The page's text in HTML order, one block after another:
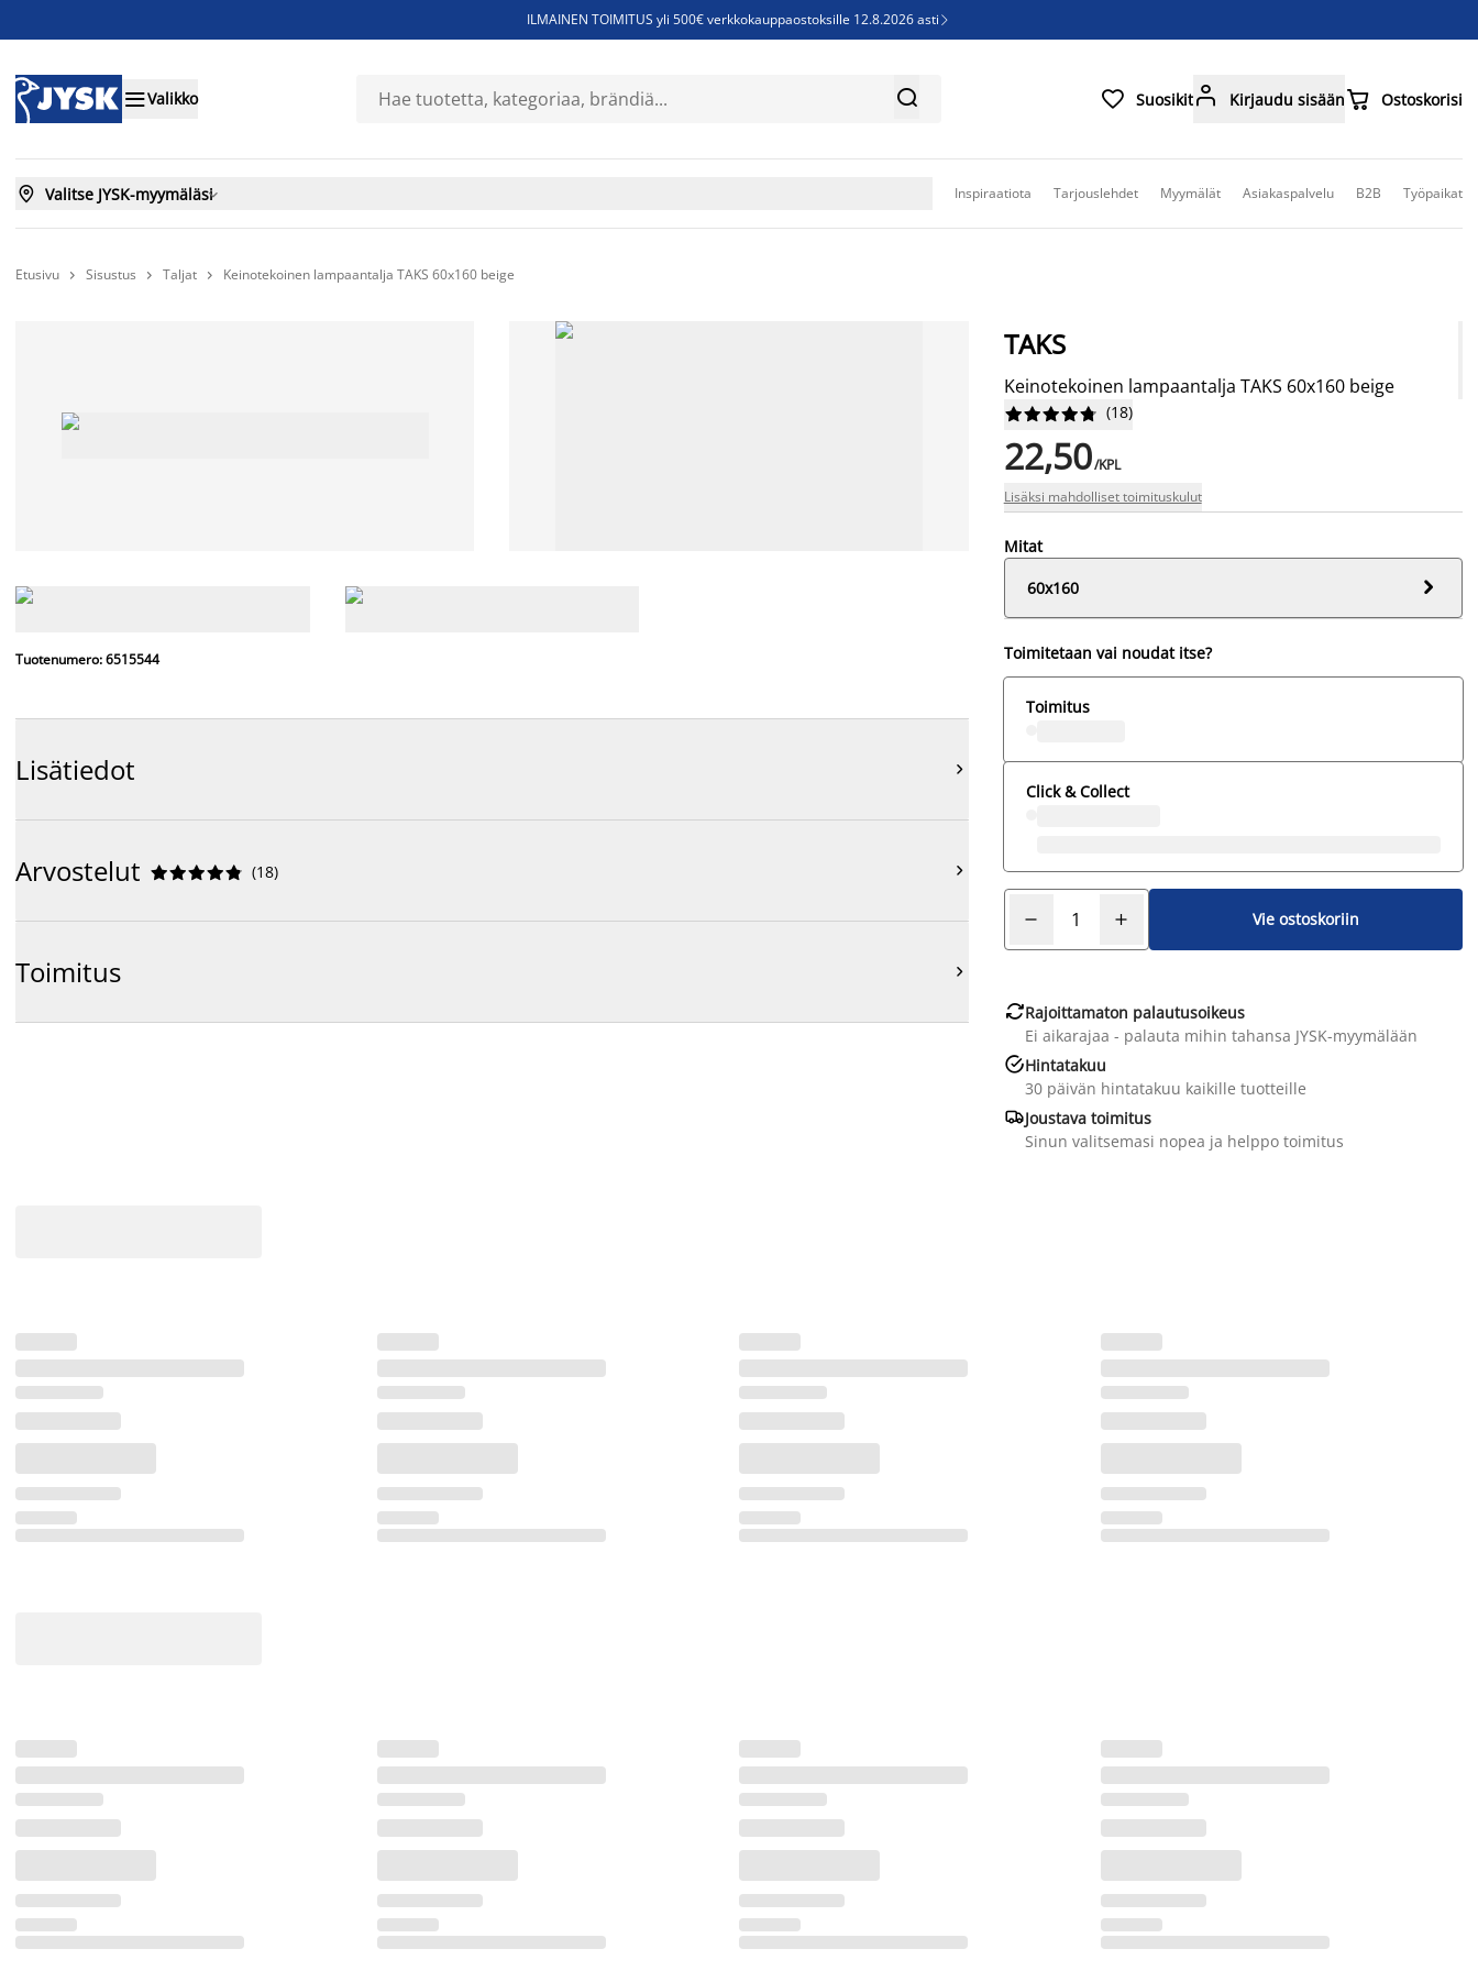
ILMAINEN TOIMITUS yli 500€ verkkokauppaostoksille 12.8.2026 asti 
Sijauspatjoja - Säästä jopa 60%
Valikko   Suosikit Kirjaudu sisään Ostoskorisi
 Valitse JYSK-myymäläsi Inspiraatiota Tarjouslehdet Myymälät Asiakaspalvelu B2B Työpaikat
Etusivu  Sisustus  Taljat  Keinotekoinen lampaantalja TAKS 60x160 beige
Tuotenumero: 6515544
Lisätiedot 
Arvostelut 




 (18) 
Toimitus 
TAKS
Keinotekoinen lampaantalja TAKS 60x160 beige





 (18)
22,50/KPL
Lisäksi mahdolliset toimituskulut
Mitat
60x160

Toimitetaan vai noudat itse?
Toimitus
Click & Collect
Vie ostoskoriin
Rajoittamaton palautusoikeus
Ei aikarajaa - palauta mihin tahansa JYSK-myymälään
Hintatakuu
30 päivän hintatakuu kaikille tuotteille
Joustava toimitus
Sinun valitsemasi nopea ja helppo toimitus